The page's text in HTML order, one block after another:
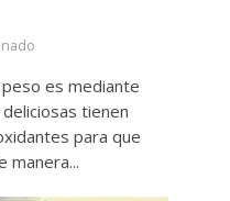
es mediante
tienen
para que
manera...